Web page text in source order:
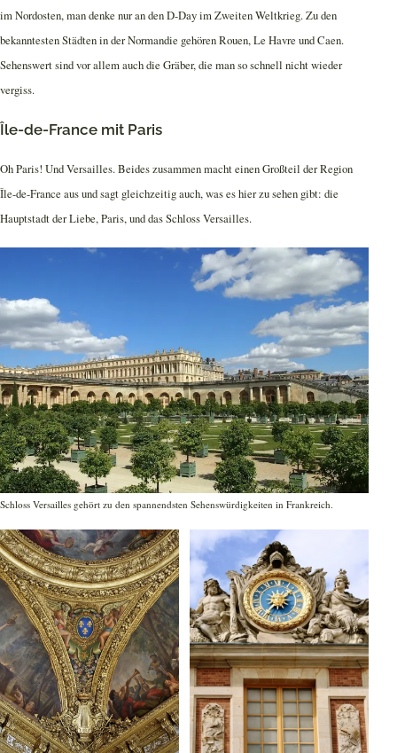
im Nordosten, man denke nur an den D-Day im Zweiten Weltkrieg. Zu den
bekanntesten Städten in der Normandie gehören Rouen, Le Havre und Caen.
Sehenswert sind vor allem auch die Gräber, die man so schnell nicht wieder
vergiss.
Île-de-France mit Paris
Oh Paris! Und Versailles. Beides zusammen macht einen Großteil der Region
Île-de-France aus und sagt gleichzeitig auch, was es hier zu sehen gibt: die
Hauptstadt der Liebe, Paris, und das Schloss Versailles.
Schloss Versailles gehört zu den spannendsten Sehenswürdigkeiten in Frankreich.